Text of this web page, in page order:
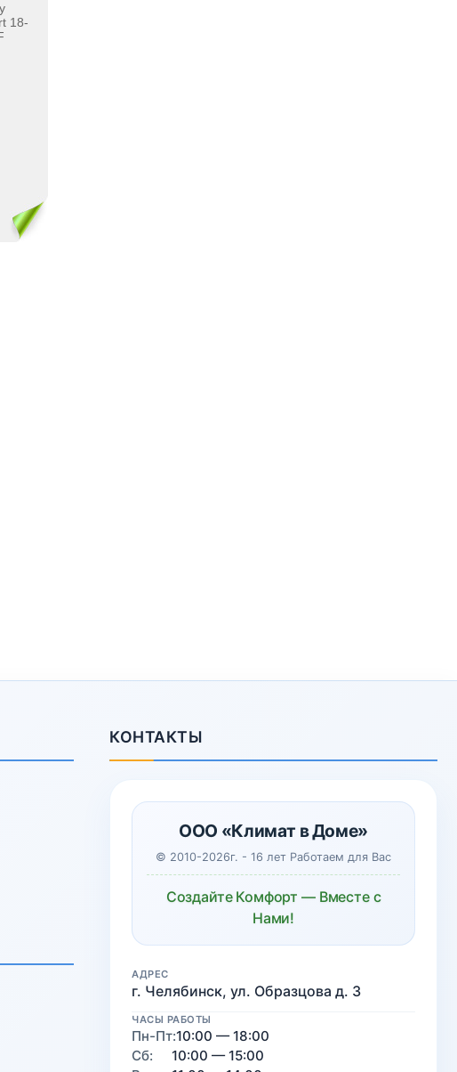
18-
КОНТАКТЫ
ООО «Климат в Доме»
© 2010-2026г. - 16 лет Работаем для Вас
Создайте Комфорт — Вместе с
Нами!
АДРЕС
г. Челябинск, ул. Образцова д. 3
ЧАСЫ РАБОТЫ
Пн-Пт:10:00 — 18:00
Сб:
10:00 — 15:00